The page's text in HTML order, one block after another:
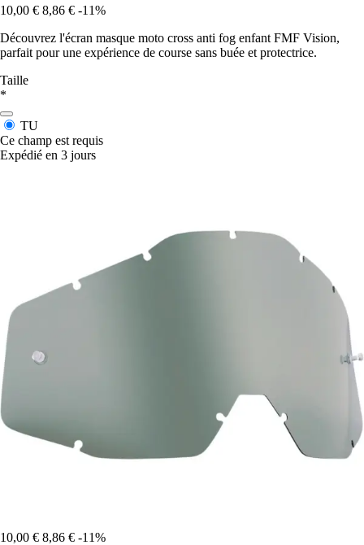
10,00 € 8,86 € -11%
Découvrez l'écran masque moto cross anti fog enfant FMF Vision,
parfait pour une expérience de course sans buée et protectrice.
Taille
*
TU
Ce champ est requis
Expédié en 3 jours
10,00 € 8,86 € -11%